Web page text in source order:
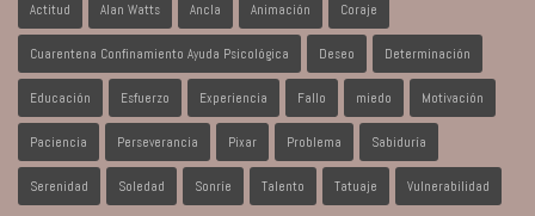
Actitud Alan Watts Ancla Animación Coraje
Cuarentena Confinamiento Ayuda Psicológica Deseo Determinación
Educación Esfuerzo Experiencia Fallo miedo Motivación
Paciencia Perseverancia Pixar Problema Sabiduría
Serenidad Soledad Sonríe Talento Tatuaje Vulnerabilidad